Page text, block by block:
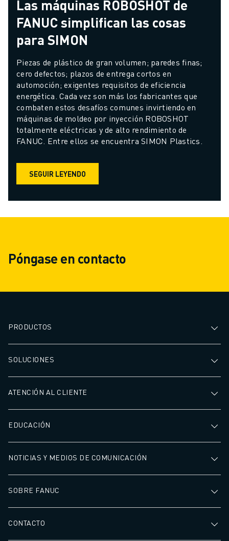
Las máquinas ROBOSHOT de
FANUC simplifican las cosas
para SIMON
Piezas de plástico de gran volumen; paredes finas;
cero defectos; plazos de entrega cortos en
automoción; exigentes requisitos de eficiencia
energética. Cada vez son más los fabricantes que
combaten estos desafíos comunes invirtiendo en
máquinas de moldeo por inyección ROBOSHOT
totalmente eléctricas y de alto rendimiento de
FANUC. Entre ellos se encuentra SIMON Plastics.
SEGUIR LEYENDO
Póngase en contacto
PRODUCTOS
SOLUCIONES
ATENCIÓN AL CLIENTE
EDUCACIÓN
NOTICIAS Y MEDIOS DE COMUNICACIÓN
SOBRE FANUC
CONTACTO